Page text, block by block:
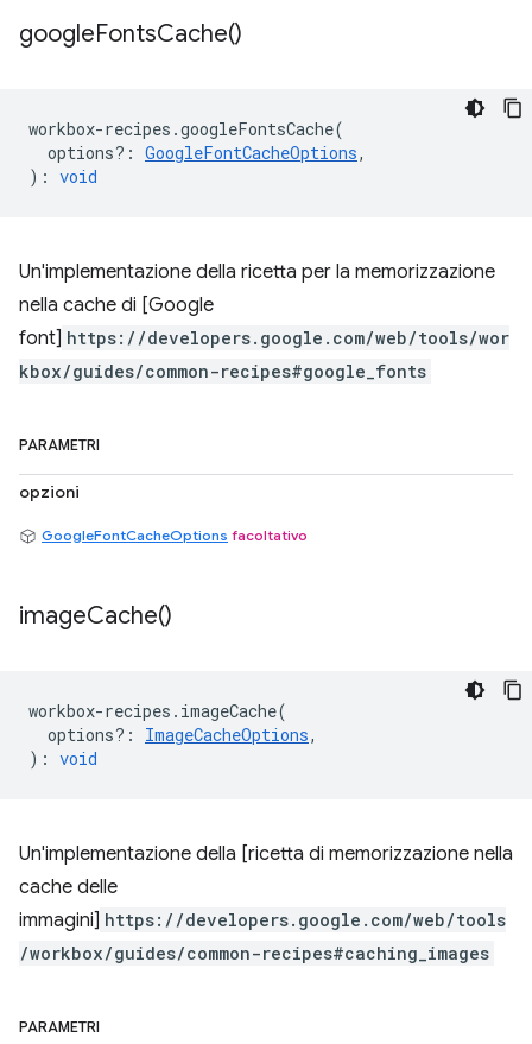
googleFontsCache()
workbox-recipes .googleFontsCache(
options? : GoogleFontCacheOptions,
) : void
Un'implementazione della ricetta per la memorizzazione
nella cache di [Google
font] https://developers.google.com/web/tools/wor
kbox/guides/common-recipes#google_fonts
PARAMETRI
opzioni
GoogleFontCacheOptions facoltativo
imageCache()
workbox-recipes . imageCache(
options? : ImageCacheOptions,
) : void
Un'implementazione della [ricetta di memorizzazione nella
cache delle
immagini] https://developers.google.com/web/tools
/workbox/guides/common-recipes#caching_images
PARAMETRI